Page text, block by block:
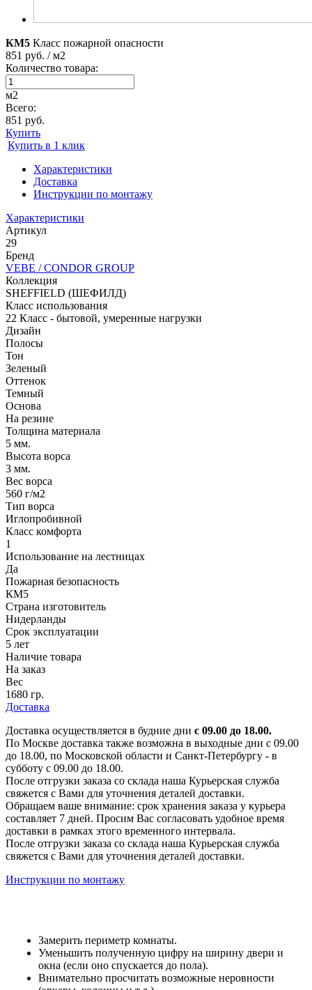
КМ5 Класс пожарной опасности
851 руб. / м2
Количество товара:
м2
Всего:
851 руб.
Купить
Купить в 1 клик
Характеристики
Доставка
Инструкции по монтажу
Характеристики
Артикул
29
Бренд
VEBE / CONDOR GROUP
Коллекция
SHEFFIELD (ШЕФИЛД)
Класс использования
22 Класс - бытовой, умеренные нагрузки
Дизайн
Полосы
Тон
Зеленый
Оттенок
Темный
Основа
На резине
Толщина материала
5 мм.
Высота ворса
3 мм.
Вес ворса
560 г/м2
Тип ворса
Иглопробивной
Класс комфорта
1
Использование на лестницах
Да
Пожарная безопасность
КМ5
Страна изготовитель
Нидерланды
Срок эксплуатации
5 лет
Наличие товара
На заказ
Вес
1680 гр.
Доставка
Доставка осуществляется в будние дни с 09.00 до 18.00.
По Москве доставка также возможна в выходные дни с 09.00
до 18.00, по Московской области и Санкт-Петербургу - в
субботу с 09.00 до 18.00.
После отгрузки заказа со склада наша Курьерская служба
свяжется с Вами для уточнения деталей доставки.
Обращаем ваше внимание: срок хранения заказа у курьера
составляет 7 дней. Просим Вас согласовать удобное время
доставки в рамках этого временного интервала.
После отгрузки заказа со склада наша Курьерская служба
свяжется с Вами для уточнения деталей доставки.
Инструкции по монтажу
Замерить периметр комнаты.
Уменьшить полученную цифру на ширину двери и
окна (если оно спускается до пола).
Внимательно просчитать возможные неровности